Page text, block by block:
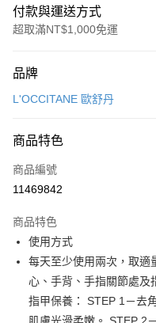
付款與運送方式
超取滿NT$1,000免運
信用卡一次付款
Apple Pay
街口支付
Google Pay
全盈+PAY
大哥付你分期
相關說明
品牌
L'OCCITANE 歐舒丹
商品特色
商品編號
11469842
商品特色
使用方式
每天至少使用兩次，取適
心、手背、手指關節處及
指甲保養： STEP 1－去